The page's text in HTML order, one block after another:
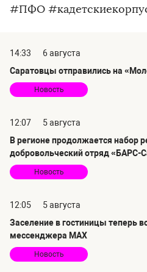
#ПФО
14:33
6 августа
Саратовцы отправились на
Новость
12:07
5 августа
В регионе продолжается набор
добровольческий отряд «БАРС-
Новость
12:05
5 августа
Заселение в гостиницы теперь
мессенджера MAX
Новость